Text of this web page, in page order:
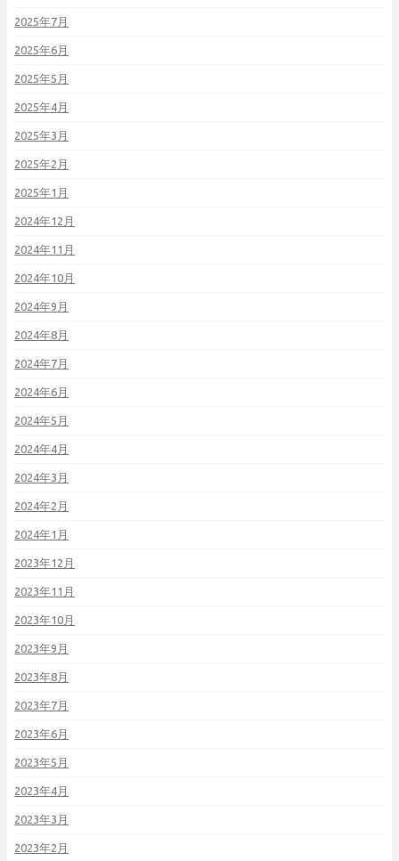
2025年7月
2025年6月
2025年5月
2025年4月
2025年3月
2025年2月
2025年1月
2024年12月
2024年11月
2024年10月
2024年9月
2024年8月
2024年7月
2024年6月
2024年5月
2024年4月
2024年3月
2024年2月
2024年1月
2023年12月
2023年11月
2023年10月
2023年9月
2023年8月
2023年7月
2023年6月
2023年5月
2023年4月
2023年3月
2023年2月